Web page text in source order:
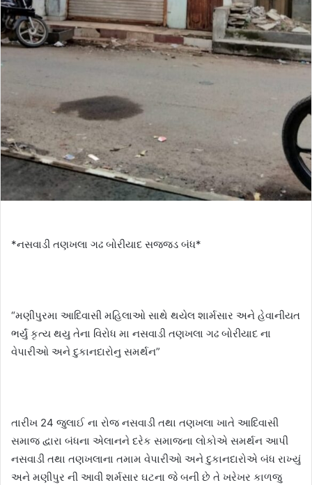
*નસવાડી તણખલા ગઢ બોરીયાદ સજ્જડ બંધ*
“મણીપુરમા આદિવાસી મહિલાઓ સાથે થયેલ શાર્મસાર અને હેવાનીયત
ભર્યું કૃત્ય થયુ તેના વિરોધ મા નસવાડી તણખલા ગઢ બોરીયાદ ના
વેપારીઓ અને દુકાનદારોનુ સમર્થન”
તારીખ 24 જુલાઈ ના રોજ નસવાડી તથા તણખલા ખાતે આદિવાસી
સમાજ દ્વારા બંધના એલાનને દરેક સમાજના લોકોએ સમર્થન આપી
નસવાડી તથા તણખલાના તમામ વેપારીઓ અને દુકાનદારોએ બંધ રાખ્યું
અને મણીપુર ની આવી શર્મસાર ઘટના જે બની છે તે ખરેખર કાળજુ